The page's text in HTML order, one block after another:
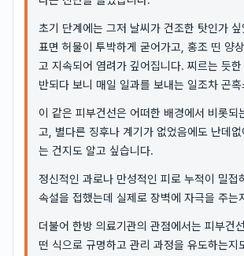
초기 단계에는 그저 날씨가 건조한 탓인가
표면 허물이 투박하게 굳어가고, 홍조 띤 양
고 지속되어 염려가 깊어집니다. 찌르는 듯
반되다 보니 매일 일과를 보내는 일조차 곤
이 같은 피부건선은 어떠한 배경에서 비롯되
고, 별다른 징후나 계기가 없었음에도 난데
는 건지도 알고 싶습니다.
정신적인 과로나 만성적인 피로 누적이 밀접
속설을 접했는데 실제로 장벽에 자극을 주는
더불어 한방 의료기관의 관점에서는 피부건
떤 식으로 규명하고 관리 과정을 유도하는지